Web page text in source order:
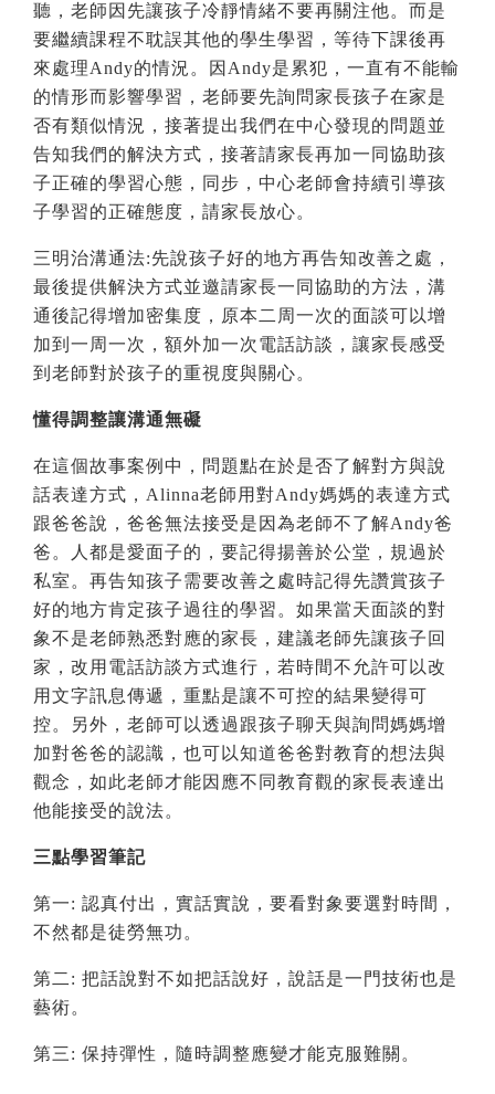
聽 ， 老師因先讓孩子冷靜情緒不要再關注他。 而是
要繼續課程不耽誤其他的學生學習 ， 等待下課後再
來處理Andy的情況 。因 Andy是累犯，一直有不能輸
的情形而影響學習，老師要先詢問家長孩子在家是
否有類似情況，接著提出我們在中心發現的問題並
告知我們的解決方式，接著請家長再加一同協助孩
子正確的學習心態，同步，中心老師會持續引導孩
子學習的正確態度，請家長放心。
三明治溝通法:先說孩子好的地方再告知改善之處，
最後提供解決方式並邀請家長一同協助的方法，溝
通後記得增加密集度，原本二周一次的面談可以增
加到一周一次，額外加一次電話訪談，讓家長感受
到老師對於孩子的重視度與關心。
懂得調整讓溝通無礙
在這個故事案例中，問題點在於是否了解對方與說
話表達方式， Alinna老師用對Andy媽媽的表達方式
跟爸爸說，爸爸無法接受是因為老師不了解Andy爸
爸。人都是愛面子的，要記得揚善於公堂 ， 規過於
私室。再告知孩子需要改善之處時記得先讚賞孩子
好的地方肯定孩子過往的學習。如果當天面談的對
象不是老師熟悉對應的家長，建議老師先讓孩子回
家，改用電話訪談方式進行，若時間不允許可以改
用文字訊息傳遞，重點是讓不可控的結果變得可
控。另外，老師可以透過跟孩子聊天與詢問媽媽增
加對爸爸的認識，也可以知道爸爸對教育的想法與
觀念，如此老師才能因應不同教育觀的家長表達出
他能接受的說法。
三點學習筆記
第一: 認真付出，實話實說，要看對象要選對時間，
不然都是徒勞無功。
第二: 把話說對不如把話說好，說話是一門技術也是
藝術。
第三: 保持彈性，隨時調整應變才能克服難關。